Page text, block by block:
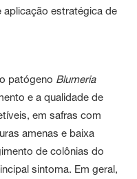
aplicação estratégica de
patógeno Blumeria
e a qualidade de
em safras com
amenas e baixa
de colônias do
sintoma. Em geral,